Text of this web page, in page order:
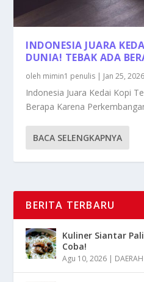
INDONESIA JUARA
DUNIA! TEBAK ADA
oleh mimin1 penulis | Jan 25, 2026
Indonesia Juara Kedai Kopi
Berapa Karena
BACA SELENGKAPNYA
BERITA TERBARU
Kuliner Siantar
Coba!
Agu 10, 2026 | DAERAH